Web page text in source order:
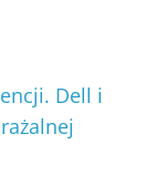
Dell i